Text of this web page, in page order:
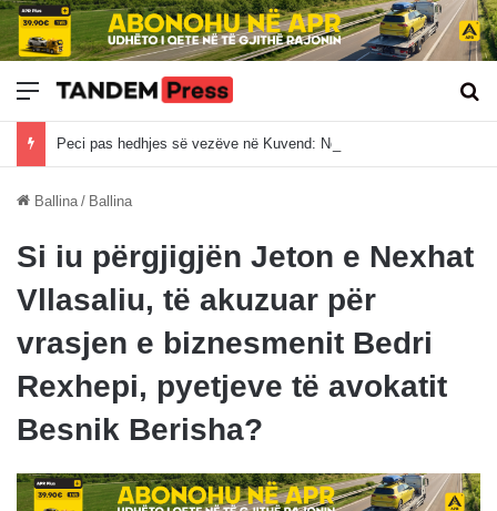
Meny
Ballina / Ballina
Si iu përgjigjën Jeton e Nexhat
Vllasaliu, të akuzuar për
vrasjen e biznesmenit Bedri
Rexhepi, pyetjeve të avokatit
Besnik Berisha?